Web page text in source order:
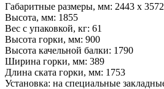
Габаритные размеры, мм: 2443 х 3572
Высота, мм: 1855
Вес с упаковкой, кг: 61
Высота горки, мм: 900
Высота качельной балки: 1790
Ширина горки, мм: 389
Длина ската горки, мм: 1753
Установка: на специальные